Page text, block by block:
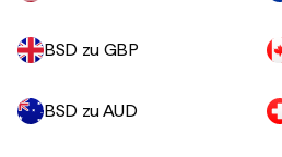
BSD zu GBP
BSD zu AUD